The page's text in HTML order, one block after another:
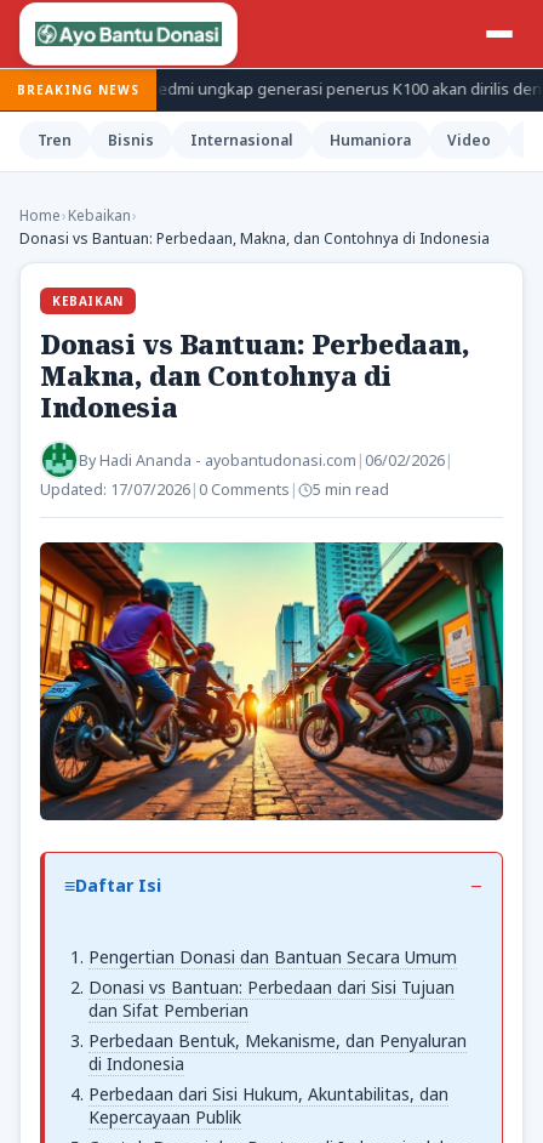
BREAKING NEWS
Redmi ungkap generasi penerus K100 akan dirilis dengan nama K200
Tren Bisnis Internasional Humaniora Video
Home›Kebaikan›
Donasi vs Bantuan: Perbedaan, Makna, dan Contohnya di Indonesia
KEBAIKAN
Donasi vs Bantuan: Perbedaan,
Makna, dan Contohnya di
Indonesia
ByHadi Ananda - ayobantudonasi.com | 06/02/2026|
Updated: 17/07/2026| 0 Comments | 5 min read
Daftar Isi
Pengertian Donasi dan Bantuan Secara Umum
Donasi vs Bantuan: Perbedaan dari Sisi Tujuan
dan Sifat Pemberian
Perbedaan Bentuk, Mekanisme, dan Penyaluran
di Indonesia
Perbedaan dari Sisi Hukum, Akuntabilitas, dan
Kepercayaan Publik